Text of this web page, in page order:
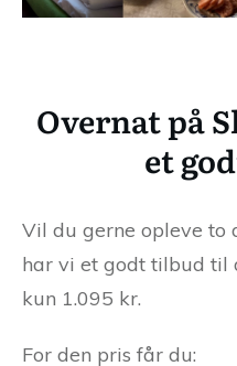
Overnat på
et
Vil du gerne opleve
har vi et godt tilbud til
kun 1.095 kr.
For den pris får du: